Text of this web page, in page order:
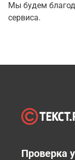
Мы будем
сервиса.
Проверка